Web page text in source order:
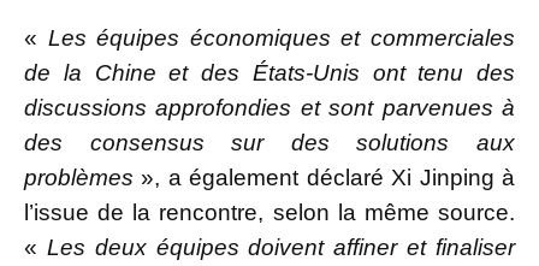
« Les équipes économiques et commerciales
de la Chine et des États-Unis ont tenu des
discussions approfondies et sont parvenues à
des consensus sur des solutions aux
problèmes », a également déclaré Xi Jinping à
l’issue de la rencontre, selon la même source.
« Les deux équipes doivent affiner et finaliser